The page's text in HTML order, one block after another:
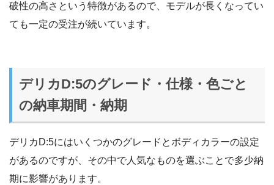
破性の高さという特徴があるので、モデルが長くなってい
ても一定の受注が続いています。
デリカD:5のグレード・仕様・色ごと
の納車期間・納期
デリカD:5にはいくつかのグレードとボディカラーの設定
があるのですが、その中で人気なものを選ぶことで多少納
期に影響があります。